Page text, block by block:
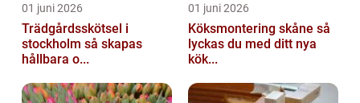
01 juni 2026
Trädgårdsskötsel i
stockholm så skapas
hållbara o...
01 juni 2026
Köksmontering skåne så
lyckas du med ditt nya
kök...